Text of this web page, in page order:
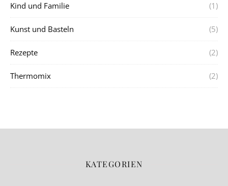
Kind und Familie (1)
Kunst und Basteln (5)
Rezepte (2)
Thermomix (2)
KATEGORIEN